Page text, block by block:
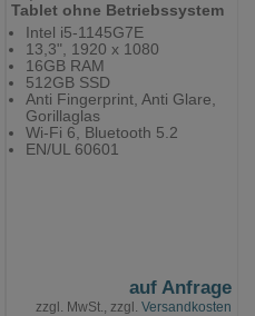
Tablet ohne Betriebssystem
Intel i5-1145G7E
13,3", 1920 x 1080
16GB RAM
512GB SSD
Anti Fingerprint, Anti Glare,
Gorillaglas
Wi-Fi 6, Bluetooth 5.2
EN/UL 60601
auf Anfrage
zzgl. MwSt., zzgl. Versandkosten